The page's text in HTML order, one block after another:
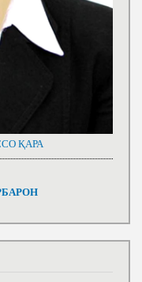
ҚАРА